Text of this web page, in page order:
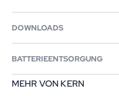
DOWNLOADS
BATTERIEENTSORGUNG
MEHR VON KERN